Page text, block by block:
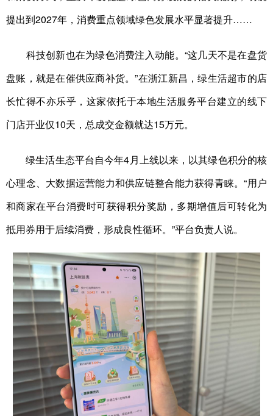
提出到2027年，消费重点领域绿色发展水平显著提升……
科技创新也在为绿色消费注入动能。“这几天不是在盘货
盘账，就是在催供应商补货。”在浙江新昌，绿生活超市的店
长忙得不亦乐乎，这家依托于本地生活服务平台建立的线下
门店开业仅10天，总成交金额就达15万元。
绿生活生态平台自今年4月上线以来，以其绿色积分的核
心理念、大数据运营能力和供应链整合能力获得青睐。“用户
和商家在平台消费时可获得积分奖励，多期增值后可转化为
抵用券用于后续消费，形成良性循环。”平台负责人说。